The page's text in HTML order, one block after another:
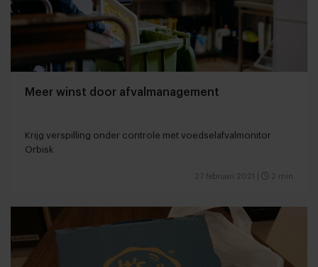
Meer winst door afvalmanagement
Krijg verspilling onder controle met voedselafvalmonitor
Orbisk
27 februari 2021 2 min